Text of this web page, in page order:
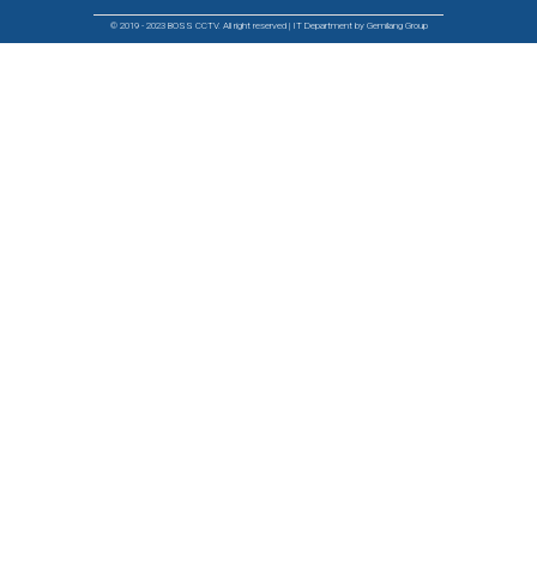
© 2019 - 2023 BOSS CCTV. All right reserved | IT Department by Gemilang Group